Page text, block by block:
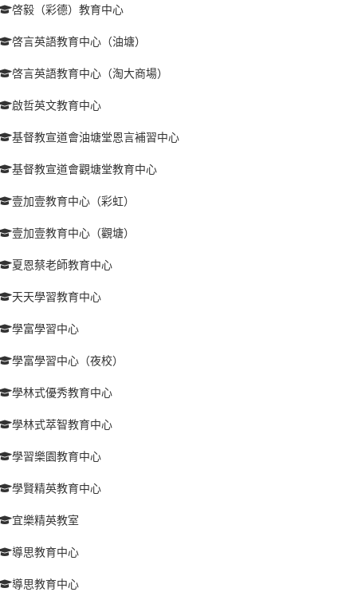
啓毅（彩德）教育中心
啓言英語教育中心（油塘）
啓言英語教育中心（淘大商場）
啟哲英文教育中心
基督教宣道會油塘堂恩言補習中心
基督教宣道會觀塘堂教育中心
壹加壹教育中心（彩虹）
壹加壹教育中心（觀塘）
夏恩蔡老師教育中心
天天學習教育中心
學富學習中心
學富學習中心（夜校）
學林式優秀教育中心
學林式萃智教育中心
學習樂園教育中心
學賢精英教育中心
宜樂精英教室
導思教育中心
導思教育中心